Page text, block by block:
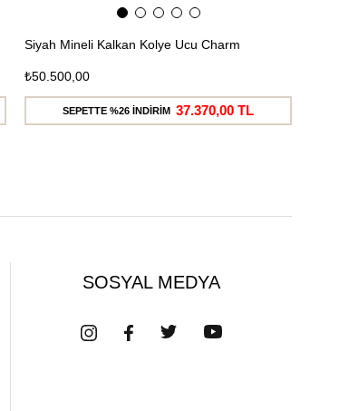
Siyah Mineli Kalkan Kolye Ucu Charm
₺50.500,00
SEPETTE %26 İNDİRİM 37.370,00 TL
SOSYAL MEDYA